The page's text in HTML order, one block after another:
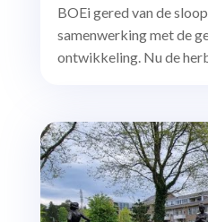
BOEi gered van de
samenwerking met de
ontwikkeling. Nu de